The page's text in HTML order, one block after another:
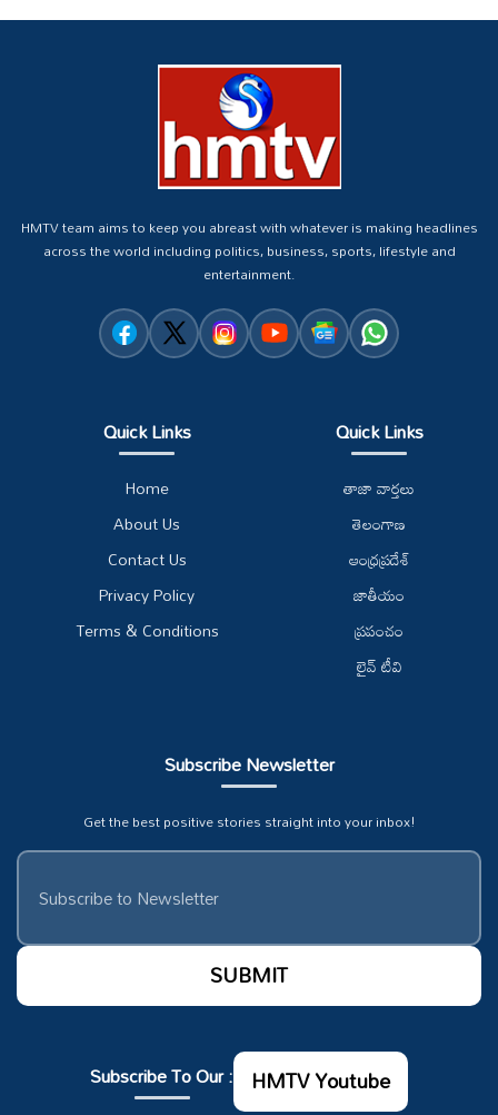
HMTV team aims to keep you abreast with whatever is making headlines
across the world including politics, business, sports, lifestyle and
entertainment.
Quick Links
Home
About Us
Contact Us
Privacy Policy
Terms & Conditions
Quick Links
తాజా వార్తలు
తెలంగాణ
ఆంధ్రప్రదేశ్
జాతీయం
ప్రపంచం
లైవ్ టీవి
Subscribe Newsletter
Get the best positive stories straight into your inbox!
Subscribe To Our : HMTV Youtube